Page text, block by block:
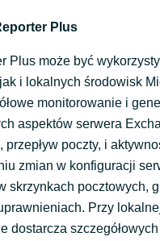
Plus
Plus może być
i lokalnych środowisk
monitorowanie i
aspektów serwera
przepływ poczty, i
zmian w konfiguracji
skrzynkach pocztowych,
Przy
dostarcza